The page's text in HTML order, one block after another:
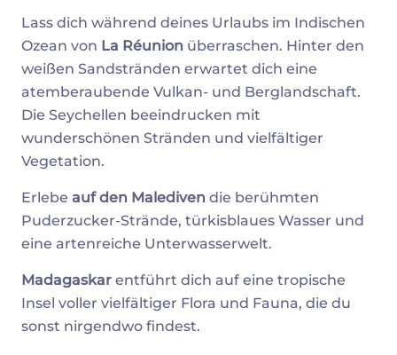
Lass dich während deines Urlaubs im Indischen
Ozean von La Réunion überraschen. Hinter den
weißen Sandstränden erwartet dich eine
atemberaubende Vulkan- und Berglandschaft.
Die Seychellen beeindrucken mit
wunderschönen Stränden und vielfältiger
Vegetation.
Erlebe auf den Malediven die berühmten
Puderzucker-Strände, türkisblaues Wasser und
eine artenreiche Unterwasserwelt.
Madagaskar entführt dich auf eine tropische
Insel voller vielfältiger Flora und Fauna, die du
sonst nirgendwo findest.